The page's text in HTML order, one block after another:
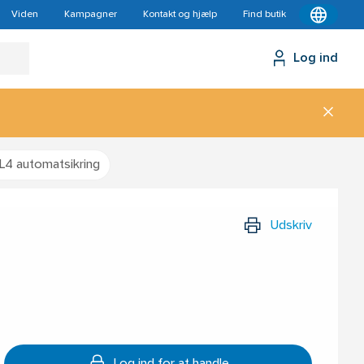
Viden Kampagner Kontakt og hjælp Find butik
Log ind
automatsikring
Udskriv